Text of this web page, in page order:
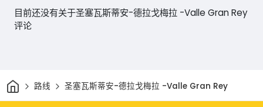
目前还没有关于圣塞瓦斯蒂安-德拉戈梅拉 -Valle Gran Rey
评论
家 路线 圣塞瓦斯蒂安-德拉戈梅拉 -Valle Gran Rey